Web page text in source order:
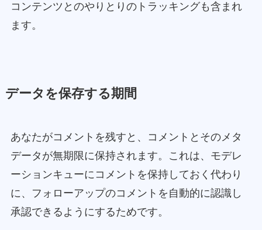
コンテンツとのやりとりのトラッキングも含まれ
ます。
データを保存する期間
あなたがコメントを残すと、コメントとそのメタ
データが無期限に保持されます。これは、モデレ
ーションキューにコメントを保持しておく代わり
に、フォローアップのコメントを自動的に認識し
承認できるようにするためです。